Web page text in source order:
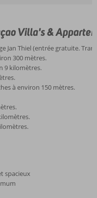
Villa's &
Jan Thiel (entrée gratuite.
300 mètres.
9 kilomètres.
à environ 150 mètres.
spacieux